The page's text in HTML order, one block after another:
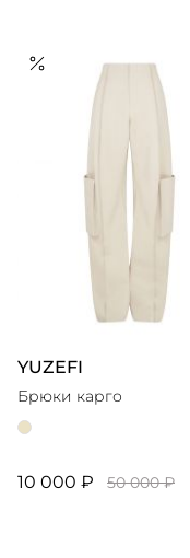
YUZEFI
Брюки карго
10 000 ₽ 50 000 ₽